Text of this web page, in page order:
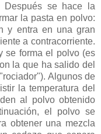
Después se hace la
la pasta en polvo:
y entra en una gran
a contracorriente.
se forma el polvo (es
la que ha salido del
Algunos de
la temperatura del
al polvo obtenido
el polvo se
obtener una mezcla